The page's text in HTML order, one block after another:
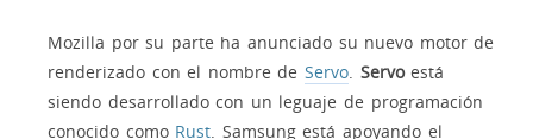
Mozilla por su parte ha anunciado su nuevo motor de
renderizado con el nombre deServo. Servoestá
siendo desarrollado con un leguaje de programación
conocido como Rust. Samsung está apoyando el